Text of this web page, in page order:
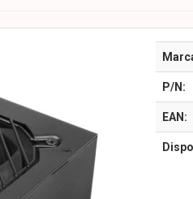
P/N:
EAN: